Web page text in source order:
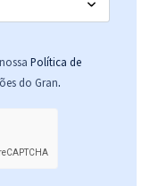
Política de
do Gran.